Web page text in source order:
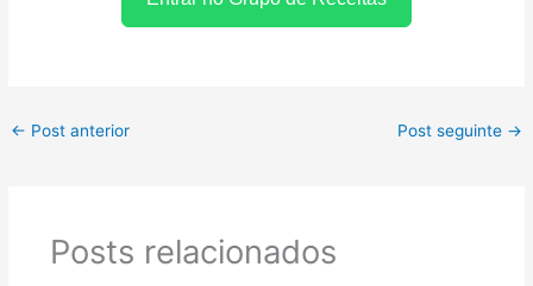
← Post anterior Post seguinte →
Posts relacionados